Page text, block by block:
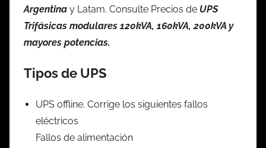
Argentina y Latam. Consulte Precios de UPS
Trifásicas modulares 120kVA, 160kVA, 200kVA y
mayores potencias.
Tipos de UPS
UPS offline. Corrige los siguientes fallos
eléctricos
Fallos de alimentación